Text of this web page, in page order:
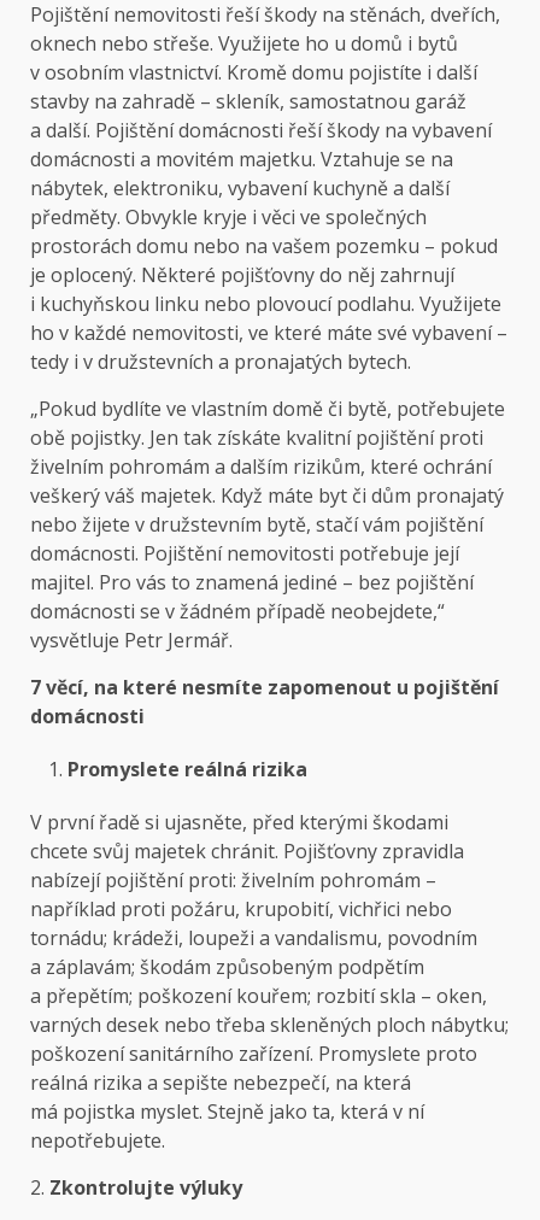
Pojištění nemovitosti řeší škody na stěnách, dveřích,
oknech nebo střeše. Využijete ho u domů i bytů
v osobním vlastnictví. Kromě domu pojistíte i další
stavby na zahradě – skleník, samostatnou garáž
a další. Pojištění domácnosti řeší škody na vybavení
domácnosti a movitém majetku. Vztahuje se na
nábytek, elektroniku, vybavení kuchyně a další
předměty. Obvykle kryje i věci ve společných
prostorách domu nebo na vašem pozemku – pokud
je oplocený. Některé pojišťovny do něj zahrnují
i kuchyňskou linku nebo plovoucí podlahu. Využijete
ho v každé nemovitosti, ve které máte své vybavení –
tedy i v družstevních a pronajatých bytech.
„Pokud bydlíte ve vlastním domě či bytě, potřebujete
obě pojistky. Jen tak získáte kvalitní pojištění proti
živelním pohromám a dalším rizikům, které ochrání
veškerý váš majetek. Když máte byt či dům pronajatý
nebo žijete v družstevním bytě, stačí vám pojištění
domácnosti. Pojištění nemovitosti potřebuje její
majitel. Pro vás to znamená jediné – bez pojištění
domácnosti se v žádném případě neobejdete,“
vysvětluje Petr Jermář.
7 věcí, na které nesmíte zapomenout u pojištění
domácnosti
Promyslete reálná rizika
V první řadě si ujasněte, před kterými škodami
chcete svůj majetek chránit. Pojišťovny zpravidla
nabízejí pojištění proti: živelním pohromám –
například proti požáru, krupobití, vichřici nebo
tornádu; krádeži, loupeži a vandalismu, povodním
a záplavám; škodám způsobeným podpětím
a přepětím; poškození kouřem; rozbití skla – oken,
varných desek nebo třeba skleněných ploch nábytku;
poškození sanitárního zařízení. Promyslete proto
reálná rizika a sepište nebezpečí, na která
má pojistka myslet. Stejně jako ta, která v ní
nepotřebujete.
2. Zkontrolujte výluky